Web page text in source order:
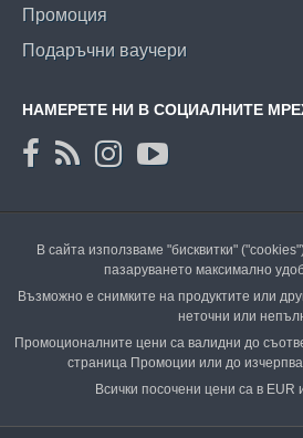
Промоция
Подаръчни ваучери
НАМЕРЕТЕ НИ В СОЦИАЛНИТЕ
В сайта използваме "бисквитки"
пазаруването максимално
Възможно е снимките на продуктите или
неточни или
Промоционалните цени са валидни до
страница Промоции или до
Всички посочени цени са в EUR